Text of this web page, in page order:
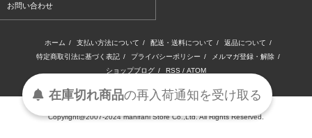
お問い合わせ
ホーム / 支払い方法について / 配送・送料について / 返品について /
特定商取引法に基づく表記 / プライバシーポリシー / メルマガ登録・解除 /
ショップブログ / RSS / ATOM
Copyright@2007-2024 manifani Store Co.,Ltd. All Rights Reserved.
在庫切れ商品の再入荷通知を受け取る